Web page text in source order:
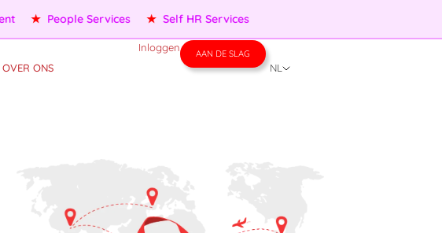
★ People Services ★ Self HR Services
OVER ONS
Inloggen AAN DE SLAG
NL